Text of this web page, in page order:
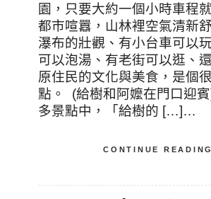
園，只要大約一個小時車程
都市喧囂，山林裡空氣清新
瀑布的壯觀、有小台車可以
可以泡湯、有老街可以逛、
原住民的文化與美食，是個
點。 (給樹和阿嬤在門口迎
多景點中，「給樹的 […]…
CONTINUE READING